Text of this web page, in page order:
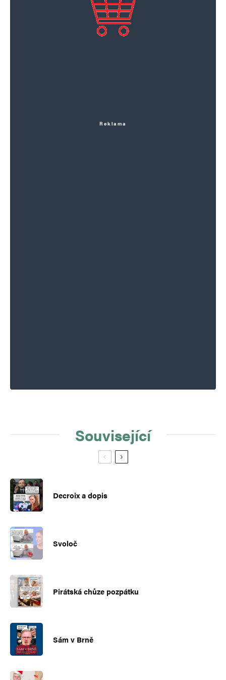
Reklama
Související
Decroix a dopis
Svoloč
Pirátská chůze pozpátku
Sám v Brně